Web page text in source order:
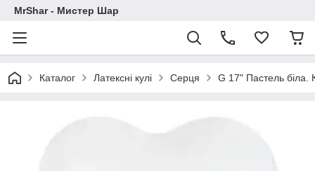
MrShar - Мистер Шар
Каталог Латексні кулі Серця G 17" Пастель біла.